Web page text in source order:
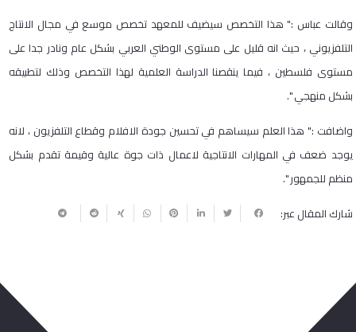
وقالت عباس :" هذا التخصص سيضيف للمعهد تخصص موسع في مجال الانتاج
التلفزيوني ، حيث انه قليل على مستوى الوطني العربي بشكل عام ونادر جدا على
مستوى فلسطين ، فيما ينقصنا الدراسة العلمية لهذا التخصص وذلك لتطبيقه
بشكل منهجي ".
واضافت :" هذا العلم سيساهم في تحسين جودة الافلام وقطاع التلفزيون ، لانه
يوجد ضعف في المهارات الانتاجية لاعمال ذات جوة عالية وقيمة تقدم بشكل
منظم للجمهور ".
شارك المقال عبر: